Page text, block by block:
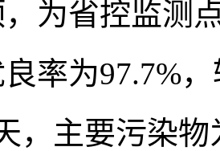
， 为省控监测
率为97.7%
，主要污染物